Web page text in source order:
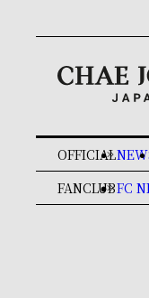
OFFICIAL
keyboard_double_arrow_right
FANCLUB
keyboard_double_arrow_rightFC